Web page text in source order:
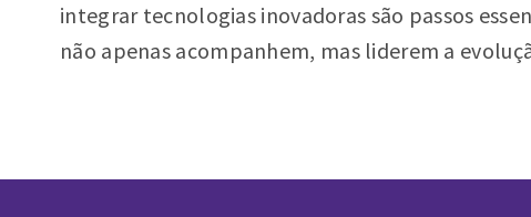
integrar tecnologias inovadoras são passos
não apenas acompanhem, mas liderem a